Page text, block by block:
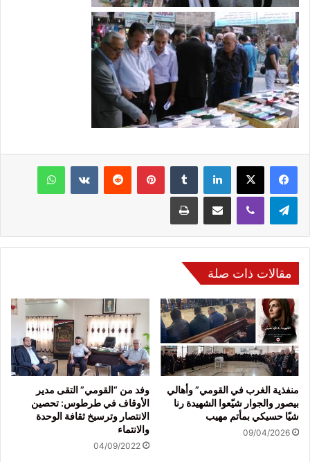
فيسبوك لينكدإن بينتيريست
مقالات ذات صلة
منفذية الغرب في القومي” وأهالي
بيصور والجوار شيّعوا الشهيدة رنا
شيّا حسيكي بمأتم مهيب
09/04/2026
وفد من “القومي” التقى مدير
الأوقاف في طرطوس: تحصين
الانتصار وترسيخ ثقافة الوحدة
والانتماء
04/09/2022